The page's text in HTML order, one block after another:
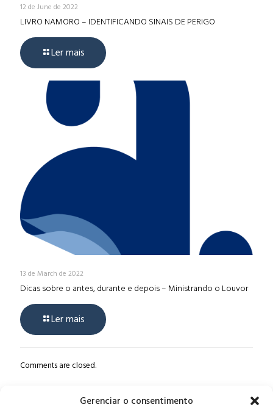
Gerenciar o consentimento
12 de June de 2022
LIVRO NAMORO – IDENTIFICANDO SINAIS DE PERIGO
Ler mais
13 de March de 2022
Dicas sobre o antes, durante e depois – Ministrando o Louvor
Ler mais
Comments are closed.